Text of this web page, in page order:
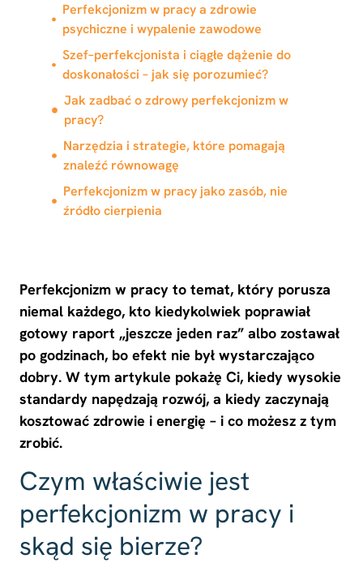
Perfekcjonizm w pracy a zdrowie
psychiczne i wypalenie zawodowe
Szef–perfekcjonista i ciągłe dążenie do
doskonałości – jak się porozumieć?
Jak zadbać o zdrowy perfekcjonizm w
pracy?
Narzędzia i strategie, które pomagają
znaleźć równowagę
Perfekcjonizm w pracy jako zasób, nie
źródło cierpienia
Perfekcjonizm w pracy to temat, który porusza
niemal każdego, kto kiedykolwiek poprawiał
gotowy raport „jeszcze jeden raz” albo zostawał
po godzinach, bo efekt nie był wystarczająco
dobry. W tym artykule pokażę Ci, kiedy wysokie
standardy napędzają rozwój, a kiedy zaczynają
kosztować zdrowie i energię – i co możesz z tym
zrobić.
Czym właściwie jest
perfekcjonizm w pracy i
skąd się bierze?